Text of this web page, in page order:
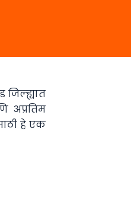
जिल्ह्यात
अप्रतिम
हे एक